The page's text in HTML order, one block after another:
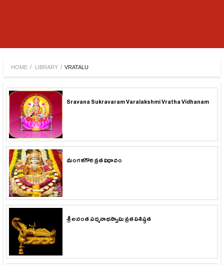
HOME / LIBRARY / VRATALU
Sravana Sukravaram Varalakshmi Vratha Vidhanam
మంగళగౌరి వ్రత విధానం
శ్రీ అనంత పద్మనాభస్వామి వ్రత విశిష్ఠత